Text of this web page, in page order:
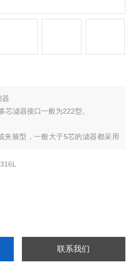
器
芯滤器接口一般为222型。
箍型，一般大于5芯的滤器都采用
联系我们